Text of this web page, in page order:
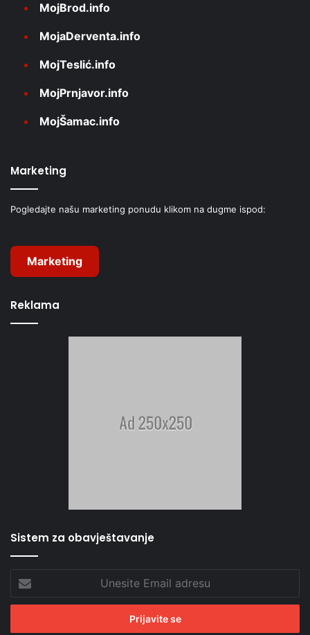
MojBrod.info
MojaDerventa.info
MojTeslić.info
MojPrnjavor.info
MojŠamac.info
Marketing
Pogledajte našu marketing ponudu klikom na dugme ispod:
Marketing
Reklama
Sistem za obavještavanje
Email
adresu